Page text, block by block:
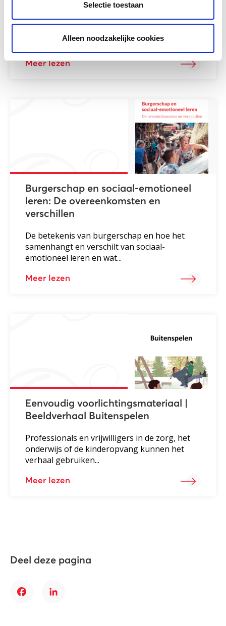
Selectie toestaan
Alleen noodzakelijke cookies
Onderzoek naar de omstandigheden
waaronder kinderen zonder verblijfsstatus
Nederland en niet...
Meer lezen
Burgerschap en sociaal-emotioneel
leren: De overeenkomsten en
verschillen
De betekenis van burgerschap en hoe het
samenhangt en verschilt van sociaal-
emotioneel leren en wat...
Meer lezen
Eenvoudig voorlichtingsmateriaal |
Beeldverhaal Buitenspelen
Professionals en vrijwilligers in de zorg, het
onderwijs of de kinderopvang kunnen het
verhaal gebruiken...
Meer lezen
Deel deze pagina
FacebookLinkedIn